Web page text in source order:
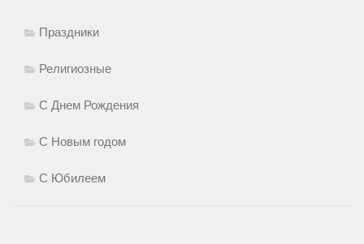
Праздники
Религиозные
С Днем Рождения
С Новым годом
С Юбилеем